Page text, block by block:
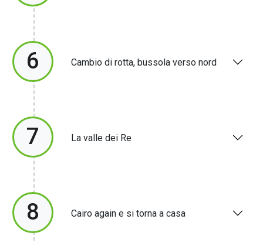
6 Cambio di rotta, bussola verso nord
7 La valle dei Re
8 Cairo again e si torna a casa